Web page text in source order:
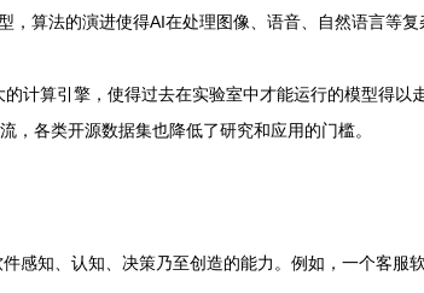
，算法的演进使得AI在处理图像、语音、自然语言等
计算引擎，使得过去在实验室中才能运行的模型得以
，各类开源数据集也降低了研究和应用的门槛。
感知、认知、决策乃至创造的能力。例如，一个客服